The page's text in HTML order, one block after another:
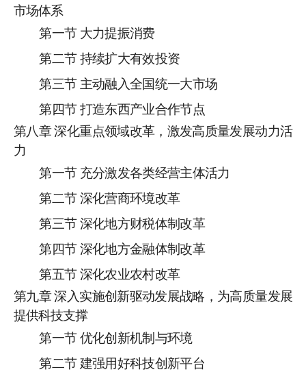
市场体系
第一节 大力提振消费
第二节 持续扩大有效投资
第三节 主动融入全国统一大市场
第四节 打造东西产业合作节点
第八章 深化重点领域改革，激发高质量发展动力活
力
第一节 充分激发各类经营主体活力
第二节 深化营商环境改革
第三节 深化地方财税体制改革
第四节 深化地方金融体制改革
第五节 深化农业农村改革
第九章 深入实施创新驱动发展战略，为高质量发展
提供科技支撑
第一节 优化创新机制与环境
第二节 建强用好科技创新平台